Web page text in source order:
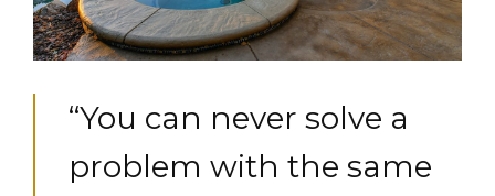
“You can never solve a
problem with the same